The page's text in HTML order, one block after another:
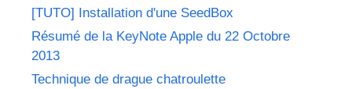
[TUTO] Installation d'une SeedBox
Résumé de la KeyNote Apple du 22 Octobre
2013
Technique de drague chatroulette